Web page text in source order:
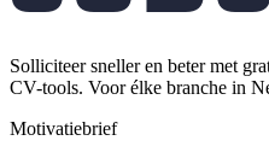
Solliciteer sneller en beter met
CV-tools. Voor élke branche in
Motivatiebrief